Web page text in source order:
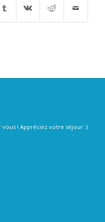
! Appréciez votre séjour :)